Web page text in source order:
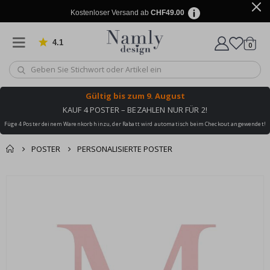
Kostenloser Versand ab CHF49.00
4.1 von 1032 Bewertungen
Wagen
0
Gültig bis zum 9. August
KAUF 4 POSTER – BEZAHLEN NUR FÜR 2!
Füge 4 Poster deinem Warenkorb hinzu, der Rabatt wird automatisch beim Checkout angewendet!
POSTER PERSONALISIERTE POSTER